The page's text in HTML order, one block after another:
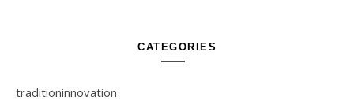
CATEGORIES
traditioninnovation